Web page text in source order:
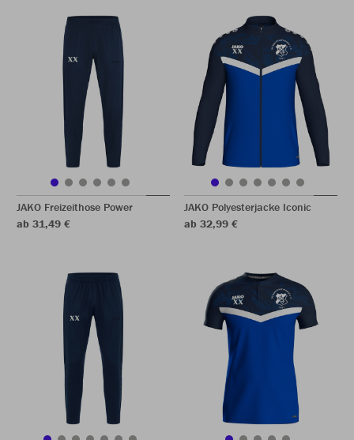
JAKO Freizeithose Power
ab 31,49 €
JAKO Polyesterjacke Iconic
ab 32,99 €